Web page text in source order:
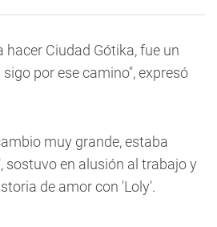
hacer Ciudad Gótika, fue un
por ese camino", expresó
muy grande, estaba
sostuvo en alusión al trabajo y
de amor con 'Loly'.